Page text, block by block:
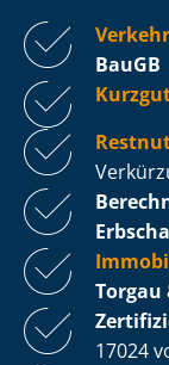
BauGB
Torgau
17024